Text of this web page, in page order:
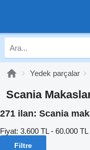
Yedek parçalar
Scania
271 ilan: Scania
Fiyat: 3.600 TL - 60.000 TL
Filtre